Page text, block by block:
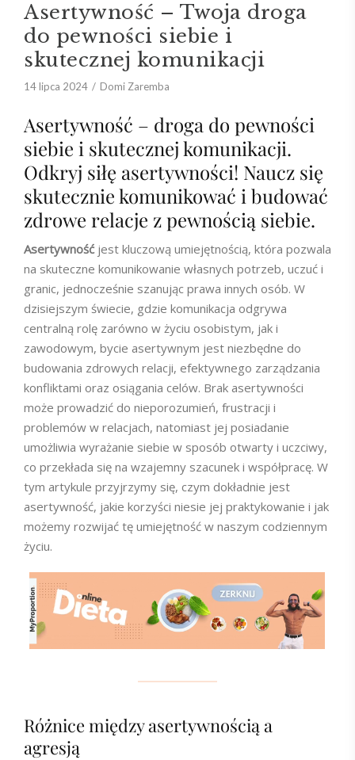
Asertywność – Twoja droga
do pewności siebie i
skutecznej komunikacji
14 lipca 2024 Domi Zaremba
Asertywność – droga do pewności
siebie i skutecznej komunikacji.
Odkryj siłę asertywności! Naucz się
skutecznie komunikować i budować
zdrowe relacje z pewnością siebie.
Asertywnośćjest kluczową umiejętnością, która pozwala
na skuteczne komunikowanie własnych potrzeb, uczuć i
granic, jednocześnie szanując prawa innych osób. W
dzisiejszym świecie, gdzie komunikacja odgrywa
centralną rolę zarówno w życiu osobistym, jak i
zawodowym, bycie asertywnym jest niezbędne do
budowania zdrowych relacji, efektywnego zarządzania
konfliktami oraz osiągania celów. Brak asertywności
może prowadzić do nieporozumień, frustracji i
problemów w relacjach, natomiast jej posiadanie
umożliwia wyrażanie siebie w sposób otwarty i uczciwy,
co przekłada się na wzajemny szacunek i współpracę. W
tym artykule przyjrzymy się, czym dokładnie jest
asertywność, jakie korzyści niesie jej praktykowanie i jak
możemy rozwijać tę umiejętność w naszym codziennym
życiu.
Różnice między asertywnością a
agresją